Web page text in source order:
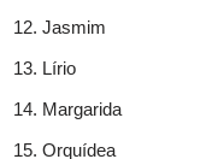
Jasmim
Lírio
Margarida
Orquídea